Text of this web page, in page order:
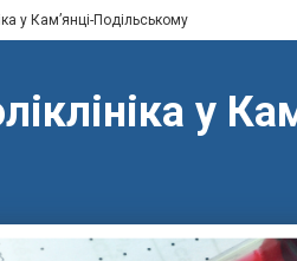
у Кам’янці-Подільському
у